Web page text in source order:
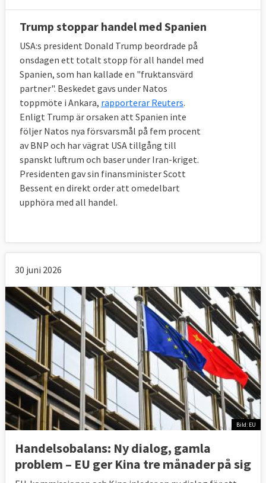
9. Ökar eller minskar protektionismen i
världen?
Protektionismen ökar.
Historiskt har större ekonomiska kriser
följts av protektionistiska åtgärder som
hämmar handeln i syfte att skydda den egna
stora depressionen på 1930-talet, i början av
1980-talet i kölvattnet av oljekrisen men
också efter den senaste finanskrisen.
Före finanskrisen 2008 fanns det en samsyn
bland G20-länderna att undvika tullar och
andra skyddsåtgärder. Under krisåren fram
till idag har dock de protektionistiska
åtgärderna där länder vill skydda den egna
industrin ökat
enligt en rapport från
handelsmyndigheten Kommerskollegium.
Även EU och medlemsländerna, som
framställer sig som förkämpar för öppen
och fri handel, har infört betydligt fler
protektionistiska åtgärder än liberaliserande
Trump stoppar handel med Spanien
USA:s president Donald Trump beordrade på
onsdagen ett totalt stopp för all handel med
Spanien, som han kallade en "fruktansvärd
partner". Beskedet gavs under Natos
toppmöte i Ankara, rapporterar Reuters.
Enligt Trump är orsaken att Spanien inte
följer Natos nya försvarsmål på fem procent
av BNP och har vägrat USA tillgång till
spanskt luftrum och baser under Iran-kriget.
Presidenten gav sin finansminister Scott
Bessent en direkt order att omedelbart
upphöra med all handel.
30 juni 2026
Bild: EU
Handelsobalans: Ny dialog, gamla
problem – EU ger Kina tre månader på sig